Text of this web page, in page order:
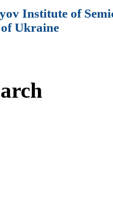
Institute of
of Ukraine